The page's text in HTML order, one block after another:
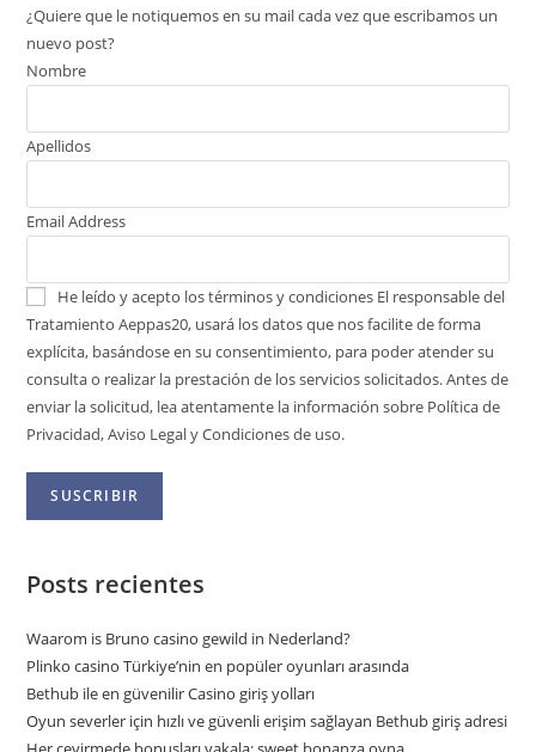
¿Quiere que le notiquemos en su mail cada vez que escribamos un
nuevo post?
Nombre
Apellidos
Email Address
He leído y acepto los términos y condiciones El responsable del
Tratamiento Aeppas20, usará los datos que nos facilite de forma
explícita, basándose en su consentimiento, para poder atender su
consulta o realizar la prestación de los servicios solicitados. Antes de
enviar la solicitud, lea atentamente la información sobre Política de
Privacidad, Aviso Legal y Condiciones de uso.
Posts recientes
Waarom is Bruno casino gewild in Nederland?
Plinko casino Türkiye’nin en popüler oyunları arasında
Bethub ile en güvenilir Casino giriş yolları
Oyun severler için hızlı ve güvenli erişim sağlayan Bethub giriş adresi